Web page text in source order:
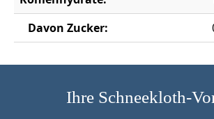
Davon Zucker:
Ihre Schneekloth-